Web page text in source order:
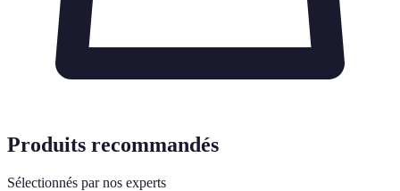
Produits recommandés
Sélectionnés par nos experts